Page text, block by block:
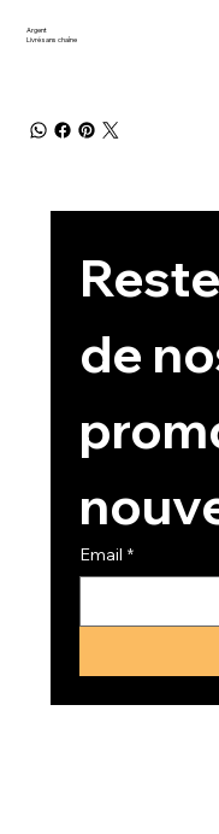
Argent
Livré sans chaîne
de
Email *